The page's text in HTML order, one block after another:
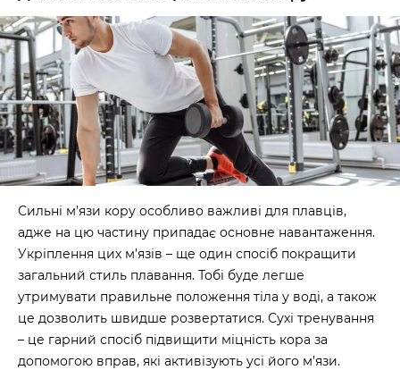
Сильні м’язи кору особливо важливі для плавців,
адже на цю частину припадає основне навантаження.
Укріплення цих м’язів – ще один спосіб покращити
загальний стиль плавання. Тобі буде легше
утримувати правильне положення тіла у воді, а також
це дозволить швидше розвертатися. Сухі тренування
– це гарний спосіб підвищити міцність кора за
допомогою вправ, які активізують усі його м’язи.